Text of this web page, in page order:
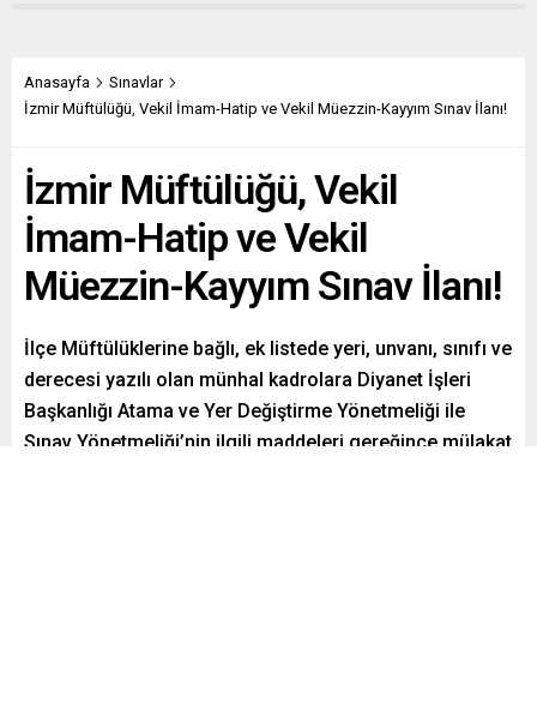
Anasayfa
Sınavlar
İzmir Müftülüğü, Vekil İmam-Hatip ve Vekil Müezzin-Kayyım Sınav İlanı!
İzmir Müftülüğü, Vekil
İmam-Hatip ve Vekil
Müezzin-Kayyım Sınav İlanı!
İlçe Müftülüklerine bağlı, ek listede yeri, unvanı, sınıfı ve
derecesi yazılı olan münhal kadrolara Diyanet İşleri
Başkanlığı Atama ve Yer Değiştirme Yönetmeliği ile
Sınav Yönetmeliği’nin ilgili maddeleri gereğince mülakat